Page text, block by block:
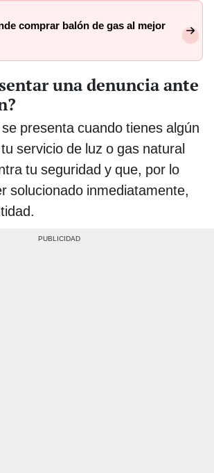
comprar balón de gas al mejor
una denuncia ante
presenta cuando tienes algún
servicio de luz o gas natural
tu seguridad y que, por lo
solucionado inmediatamente,